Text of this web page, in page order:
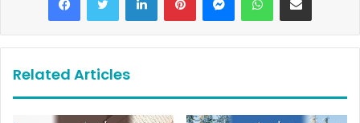
Related Articles